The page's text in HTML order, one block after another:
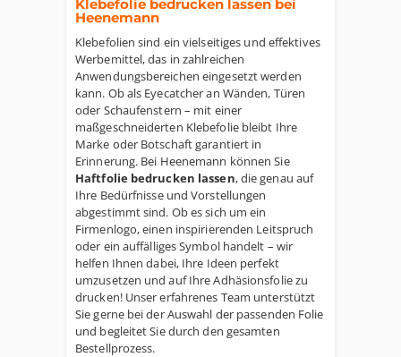
Klebefolie bedrucken lassen bei
Heenemann
Klebefolien sind ein vielseitiges und effektives
Werbemittel, das in zahlreichen
Anwendungsbereichen eingesetzt werden
kann. Ob als Eyecatcher an Wänden, Türen
oder Schaufenstern – mit einer
maßgeschneiderten Klebefolie bleibt Ihre
Marke oder Botschaft garantiert in
Erinnerung. Bei Heenemann können Sie
Haftfolie bedrucken lassen, die genau auf
Ihre Bedürfnisse und Vorstellungen
abgestimmt sind. Ob es sich um ein
Firmenlogo, einen inspirierenden Leitspruch
oder ein auffälliges Symbol handelt – wir
helfen Ihnen dabei, Ihre Ideen perfekt
umzusetzen und auf Ihre Adhäsionsfolie zu
drucken! Unser erfahrenes Team unterstützt
Sie gerne bei der Auswahl der passenden Folie
und begleitet Sie durch den gesamten
Bestellprozess.